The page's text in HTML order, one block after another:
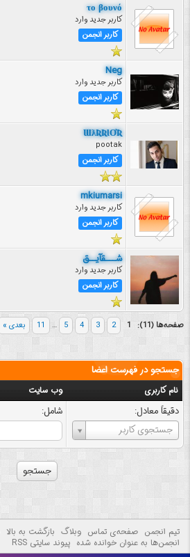
το βουνό
کاربر جدید وارد
کاربر انجمن
Neg
کاربر جدید وارد
کاربر انجمن
ƜƛƦƦƖƠƦ
pootak
کاربر انجمن
mkiumarsi
کاربر جدید وارد
کاربر انجمن
شـــقآیــق
کاربر جدید وارد
کاربر انجمن
صفحه‌ها (11): 1
2
3
4
5
…
11 بعدی »
جستجو در فهرست اعضا
نام کاربری وب سایت
دقیقاً معادل:
جستجوی کاربر
نام
کاربری
شامل:
تیم انجمن صفحه‌ی تماس وبلاگ بازگشت به بالا
انجمن‌ها به عنوان خوانده شده پیوند سایتی RSS